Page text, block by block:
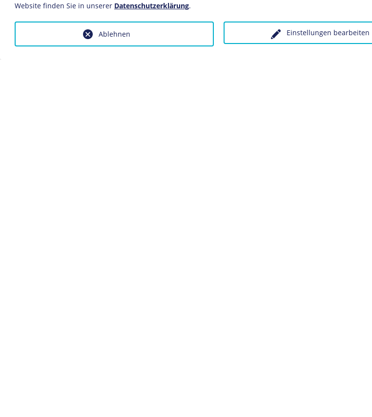
Linie und trieben die überraschten Soldaten massenweise in die Flucht. Innerhalb
britische Kavallerie drang bis in die Randgebiete von Cambrai ein, das die
Bevölkerung auf Anweisung der deutschen Militärbehörden hatte verlassen
müssen.
Website finden Sie in unserer Datenschutzerklärung.
Einstellungen bearbeiten
Ablehnen